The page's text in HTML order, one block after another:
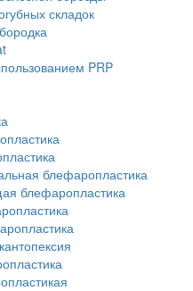
складок
PRP
блефаропластика
блефаропластика